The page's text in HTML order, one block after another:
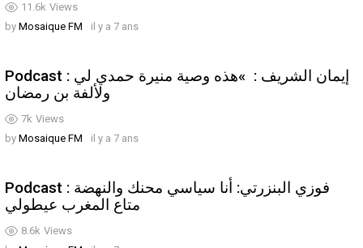
11.6k Views
by Mosaique FM il y a 7 ans
7k Views
Podcast : إيمان الشريف : »هذه وصية منيرة حمدي لي
ولألفة بن رمضان
by Mosaique FM il y a 7 ans
8.6k Views
Podcast : فوزي البنزرتي: أنا سياسي محنك والنهضة
متاع المغرب عيطولي